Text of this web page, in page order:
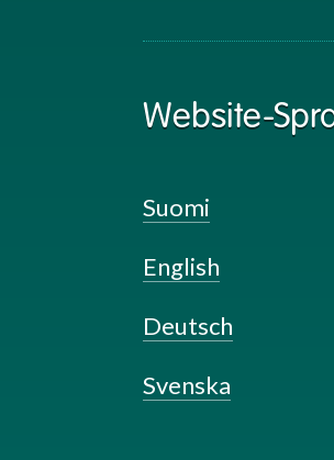
Website-
Suomi
English
Deutsch
Svenska